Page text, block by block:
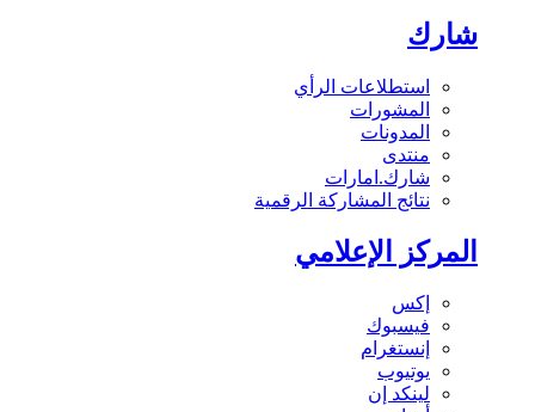
شارك
استطلاعات الرأي
المشورات
المدونات
منتدى
شارك.امارات
نتائج المشاركة الرقمية
المركز الإعلامي
إكس
فيسبوك
إنستغرام
يوتيوب
لينكد إن